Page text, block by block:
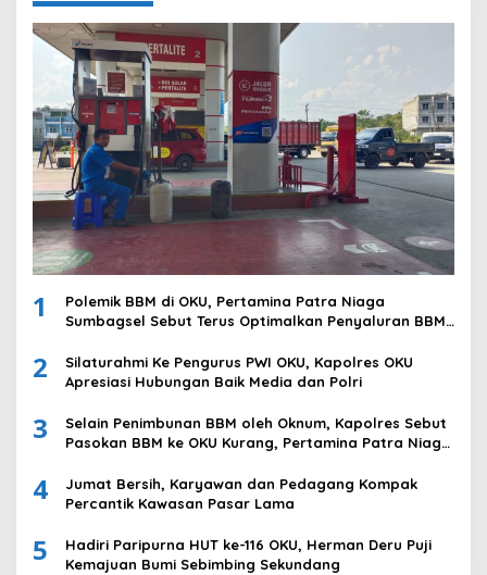
1
Polemik BBM di OKU, Pertamina Patra Niaga
Sumbagsel Sebut Terus Optimalkan Penyaluran BBM
Komering Ulu
2
Silaturahmi Ke Pengurus PWI OKU, Kapolres OKU
Apresiasi Hubungan Baik Media dan Polri
3
Selain Penimbunan BBM oleh Oknum, Kapolres Sebut
Pasokan BBM ke OKU Kurang, Pertamina Patra Niaga
4
Jumat Bersih, Karyawan dan Pedagang Kompak
Percantik Kawasan Pasar Lama
5
Hadiri Paripurna HUT ke-116 OKU, Herman Deru Puji
Kemajuan Bumi Sebimbing Sekundang